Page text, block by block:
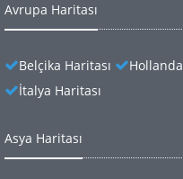
Avrupa Haritası
Belçika Haritası
İtalya Haritası
Asya Haritası